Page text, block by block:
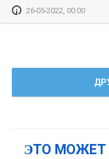
26-05-2022, 00:00
ЭТО